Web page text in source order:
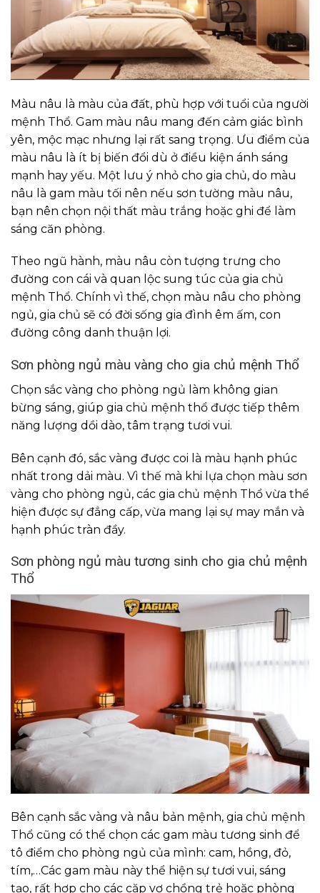
Màu nâu là màu của đất, phù hợp với tuổi của người
mệnh Thổ. Gam màu nâu mang đến cảm giác bình
yên, mộc mạc nhưng lại rất sang trọng. Ưu điểm của
màu nâu là ít bị biến đổi dù ở điều kiện ánh sáng
mạnh hay yếu. Một lưu ý nhỏ cho gia chủ, do màu
nâu là gam màu tối nên nếu sơn tường màu nâu,
bạn nên chọn nội thất màu trắng hoặc ghi để làm
sáng căn phòng.
Theo ngũ hành, màu nâu còn tượng trưng cho
đường con cái và quan lộc sung túc của gia chủ
mệnh Thổ. Chính vì thế, chọn màu nâu cho phòng
ngủ, gia chủ sẽ có đời sống gia đình êm ấm, con
đường công danh thuận lợi.
Sơn phòng ngủ màu vàng cho gia chủ mệnh Thổ
Chọn sắc vàng cho phòng ngủ làm không gian
bừng sáng, giúp gia chủ mệnh thổ được tiếp thêm
năng lượng dồi dào, tâm trạng tươi vui.
Bên cạnh đó, sắc vàng được coi là màu hạnh phúc
nhất trong dải màu. Vì thế mà khi lựa chọn màu sơn
vàng cho phòng ngủ, các gia chủ mệnh Thổ vừa thể
hiện được sự đẳng cấp, vừa mang lại sự may mắn và
hạnh phúc tràn đầy.
Sơn phòng ngủ màu tương sinh cho gia chủ mệnh
Thổ
Bên cạnh sắc vàng và nâu bản mệnh, gia chủ mệnh
Thổ cũng có thể chọn các gam màu tương sinh để
tô điểm cho phòng ngủ của mình: cam, hồng, đỏ,
tím,…Các gam màu này thể hiện sự tươi vui, sáng
tạo, rất hợp cho các cặp vợ chồng trẻ hoặc phòng